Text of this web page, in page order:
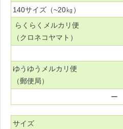
140サイズ（~20㎏）
らくらくメルカリ便
（クロネコヤマト）
ゆうゆうメルカリ便
（郵便局）
ー
サイズ